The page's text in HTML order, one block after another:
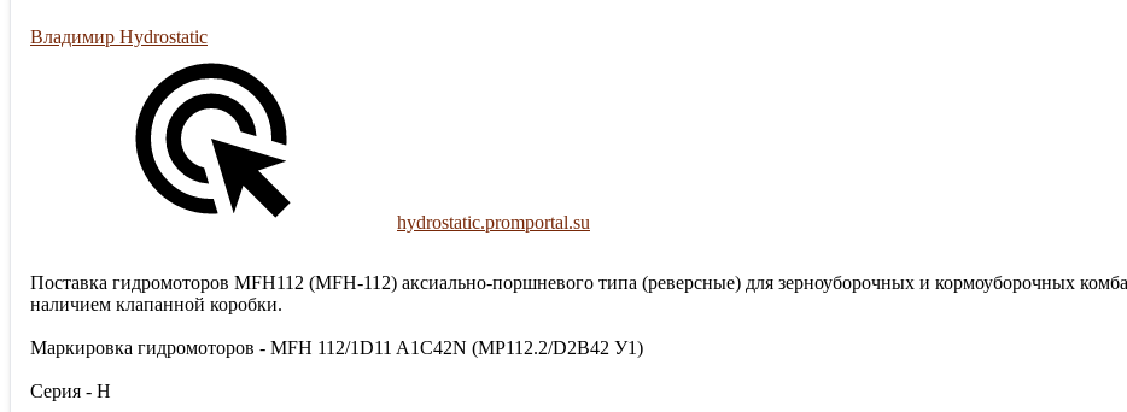
Владимир Hydrostatic
hydrostatic.promportal.su
Поставка гидромоторов MFH112 (MFH-112) аксиально-поршневого типа (реверсные) для зерноуборочных и кормоуборочных
наличием клапанной коробки.
Маркировка гидромоторов - MFH 112/1D11 A1C42N (MP112.2/D2B42 У1)
Серия - H